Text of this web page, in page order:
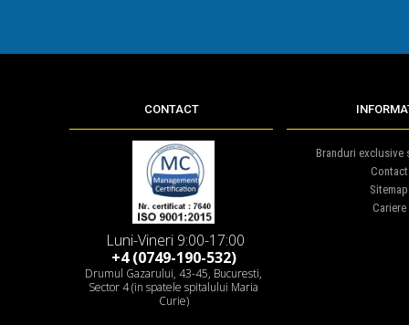
CONTACT
Luni-Vineri 9:00-17:00
+4 (0749-190-532)
Drumul Gazarului, 43-45, Bucuresti,
Sector 4 (in spatele spitalului Maria
Curie)
Branduri exclusive
Contact
Sitemap
Cariere